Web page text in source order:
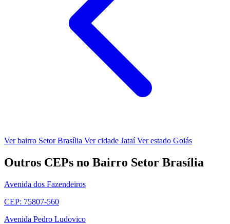
Ver bairro Setor Brasília Ver cidade JataíVer estado Goiás
Outros CEPs no Bairro Setor Brasília
Avenida dos Fazendeiros
CEP: 75807-560
Avenida Pedro Ludovico